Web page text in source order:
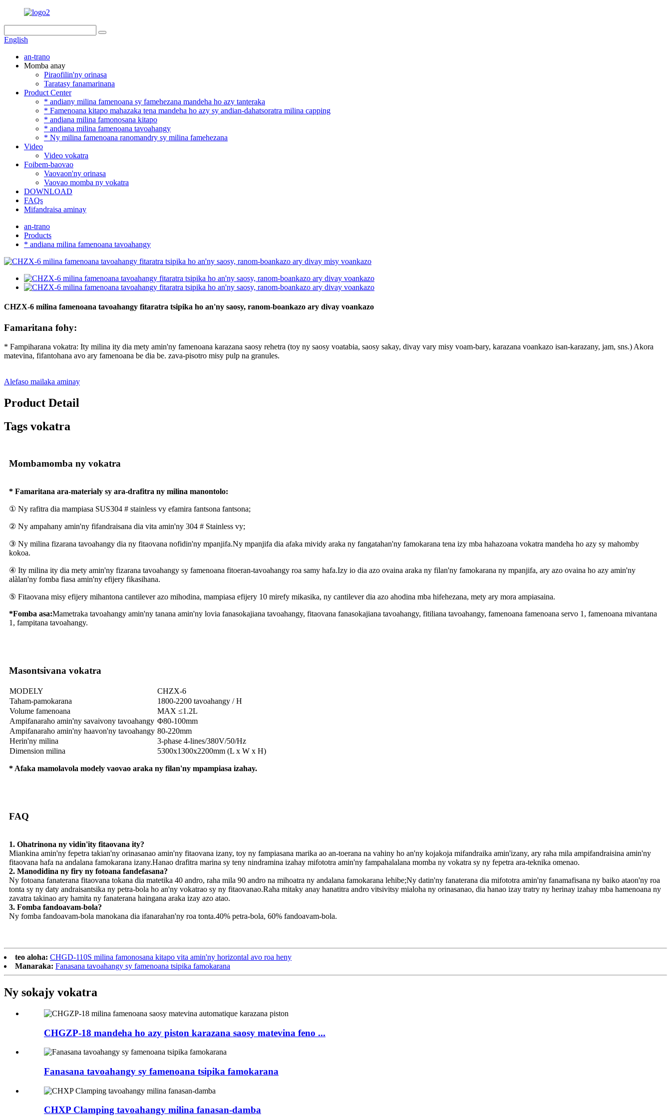
English
an-trano
Momba anay
Piraofilin'ny orinasa
Taratasy fanamarinana
Product Center
* andiany milina famenoana sy famehezana mandeha ho azy tanteraka
* Famenoana kitapo mahazaka tena mandeha ho azy sy andian-dahatsoratra milina capping
* andiana milina famonosana kitapo
* andiana milina famenoana tavoahangy
* Ny milina famenoana ranomandry sy milina famehezana
Video
Video vokatra
Foibem-baovao
Vaovaon'ny orinasa
Vaovao momba ny vokatra
DOWNLOAD
FAQs
Mifandraisa aminay
an-trano
Products
* andiana milina famenoana tavoahangy
CHZX-6 milina famenoana tavoahangy fitaratra tsipika ho an'ny saosy, ranom-boankazo ary divay voankazo
Famaritana fohy:
* Fampiharana vokatra: Ity milina ity dia mety amin'ny famenoana karazana saosy rehetra (toy ny saosy voatabia, saosy sakay, divay vary misy voam-bary, karazana voankazo isan-karazany, jam, sns.) Akora
matevina, fifantohana avo ary famenoana be dia be. zava-pisotro misy pulp na granules.
Alefaso mailaka aminay
Product Detail
Tags vokatra
Mombamomba ny vokatra
* Famaritana ara-materialy sy ara-drafitra ny milina manontolo:
① Ny rafitra dia mampiasa SUS304 # stainless vy efamira fantsona fantsona;
② Ny ampahany amin'ny fifandraisana dia vita amin'ny 304 # Stainless vy;
③ Ny milina fizarana tavoahangy dia ny fitaovana nofidin'ny mpanjifa.Ny mpanjifa dia afaka mividy araka ny fangatahan'ny famokarana tena izy mba hahazoana vokatra mandeha ho azy sy mahomby
kokoa.
④ Ity milina ity dia mety amin'ny fizarana tavoahangy sy famenoana fitoeran-tavoahangy roa samy hafa.Izy io dia azo ovaina araka ny filan'ny famokarana ny mpanjifa, ary azo ovaina ho azy amin'ny
alàlan'ny fomba fiasa amin'ny efijery fikasihana.
⑤ Fitaovana misy efijery mihantona cantilever azo mihodina, mampiasa efijery 10 mirefy mikasika, ny cantilever dia azo ahodina mba hifehezana, mety ary mora ampiasaina.
*Fomba asa:Mametraka tavoahangy amin'ny tanana amin'ny lovia fanasokajiana tavoahangy, fitaovana fanasokajiana tavoahangy, fitiliana tavoahangy, famenoana famenoana servo 1, famenoana mivantana
1, fampitana tavoahangy.
Masontsivana vokatra
MODELY
CHZX-6
Taham-pamokarana
1800-2200 tavoahangy / H
Volume famenoana
MAX ≤1.2L
Ampifanaraho amin'ny savaivony tavoahangy Φ80-100mm
Ampifanaraho amin'ny haavon'ny tavoahangy 80-220mm
Herin'ny milina
3-phase 4-lines/380V/50/Hz
Dimension milina
5300x1300x2200mm (L x W x H)
* Afaka mamolavola modely vaovao araka ny filan'ny mpampiasa izahay.
FAQ
1. Ohatrinona ny vidin'ity fitaovana ity?
Miankina amin'ny fepetra takian'ny orinasanao amin'ny fitaovana izany, toy ny fampiasana marika ao an-toerana na vahiny ho an'ny kojakoja mifandraika amin'izany, ary raha mila ampifandraisina amin'ny
fitaovana hafa na andalana famokarana izany.Hanao drafitra marina sy teny nindramina izahay mifototra amin'ny fampahalalana momba ny vokatra sy ny fepetra ara-teknika omenao.
2. Manodidina ny firy ny fotoana fandefasana?
Ny fotoana fanaterana fitaovana tokana dia matetika 40 andro, raha mila 90 andro na mihoatra ny andalana famokarana lehibe;Ny datin'ny fanaterana dia mifototra amin'ny fanamafisana ny baiko ataon'ny roa
tonta sy ny daty andraisantsika ny petra-bola ho an'ny vokatrao sy ny fitaovanao.Raha mitaky anay hanatitra andro vitsivitsy mialoha ny orinasanao, dia hanao izay tratry ny herinay izahay mba hamenoana ny
zavatra takinao ary hamita ny fanaterana haingana araka izay azo atao.
3. Fomba fandoavam-bola?
Ny fomba fandoavam-bola manokana dia ifanarahan'ny roa tonta.40% petra-bola, 60% fandoavam-bola.
teo aloha: CHGD-110S milina famonosana kitapo vita amin'ny horizontal avo roa heny
Manaraka: Fanasana tavoahangy sy famenoana tsipika famokarana
Ny sokajy vokatra
CHGZP-18 mandeha ho azy piston karazana saosy matevina feno ...
Fanasana tavoahangy sy famenoana tsipika famokarana
CHXP Clamping tavoahangy milina fanasan-damba